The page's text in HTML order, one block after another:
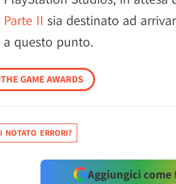
Parte II sia destinato ad
a questo punto.
THE GAME AWARDS
NOTATO ERRORI?
Aggiungici